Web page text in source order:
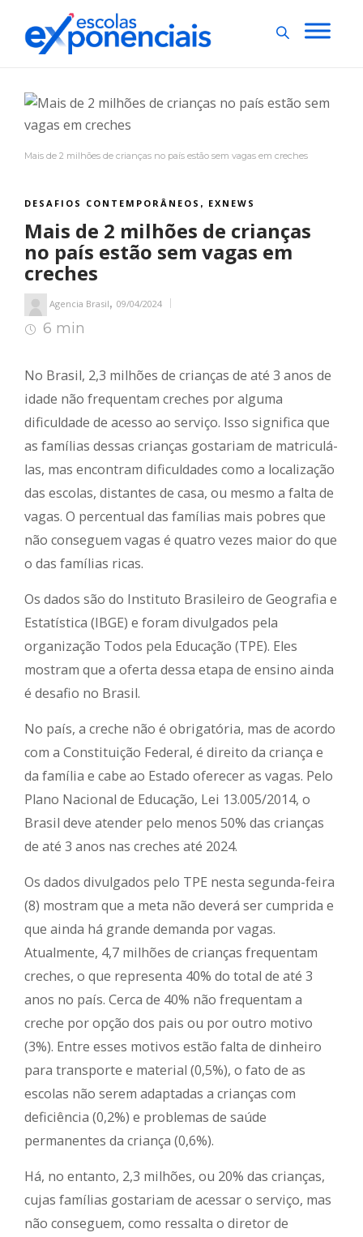
Mais de 2 milhões de crianças no país estão sem vagas em creches
DESAFIOS CONTEMPORÂNEOS , EXNEWS
Mais de 2 milhões de crianças
no país estão sem vagas em
creches
Agencia Brasil, 09/04/2024
6 min
No Brasil, 2,3 milhões de crianças de até 3 anos de
idade não frequentam creches por alguma
dificuldade de acesso ao serviço. Isso significa que
as famílias dessas crianças gostariam de matriculá-
las, mas encontram dificuldades como a localização
das escolas, distantes de casa, ou mesmo a falta de
vagas. O percentual das famílias mais pobres que
não conseguem vagas é quatro vezes maior do que
o das famílias ricas.
Os dados são do Instituto Brasileiro de Geografia e
Estatística (IBGE) e foram divulgados pela
organização Todos pela Educação (TPE). Eles
mostram que a oferta dessa etapa de ensino ainda
é desafio no Brasil.
No país, a creche não é obrigatória, mas de acordo
com a Constituição Federal, é direito da criança e
da família e cabe ao Estado oferecer as vagas. Pelo
Plano Nacional de Educação, Lei 13.005/2014, o
Brasil deve atender pelo menos 50% das crianças
de até 3 anos nas creches até 2024.
Os dados divulgados pelo TPE nesta segunda-feira
(8) mostram que a meta não deverá ser cumprida e
que ainda há grande demanda por vagas.
Atualmente, 4,7 milhões de crianças frequentam
creches, o que representa 40% do total de até 3
anos no país. Cerca de 40% não frequentam a
creche por opção dos pais ou por outro motivo
(3%). Entre esses motivos estão falta de dinheiro
para transporte e material (0,5%), o fato de as
escolas não serem adaptadas a crianças com
deficiência (0,2%) e problemas de saúde
permanentes da criança (0,6%).
Há, no entanto, 2,3 milhões, ou 20% das crianças,
cujas famílias gostariam de acessar o serviço, mas
não conseguem, como ressalta o diretor de